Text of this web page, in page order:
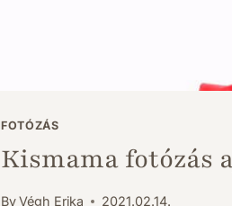
FOTÓZÁS
Kismama fotózás
ByVégh Erika 2021.02.14.